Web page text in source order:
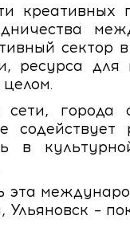
креативных
сектор
ресурса
города
в
Ульяновск –